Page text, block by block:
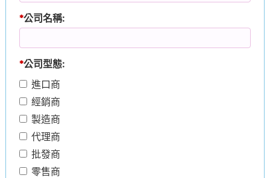
*公司名稱:
*公司型態:
進口商
經銷商
製造商
代理商
批發商
零售商